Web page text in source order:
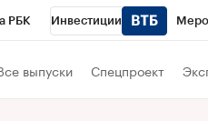
РБК Инвестиции
выпуски Спецпроект